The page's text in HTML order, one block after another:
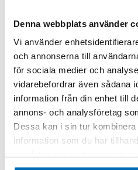
Denna webbplats använder
Vi använder
och annonserna till
för sociala medier och
vidarebefordrar även sådana
information från din enhet till
annons- och analysföretag
Dessa kan i sin tur
information som du har
RF System
Jordborr 100mm S30/180
Jordborr_100_S30
Beställningsvara
37 490,00 kr Exkl. moms
.
Lägg till i kundvagn